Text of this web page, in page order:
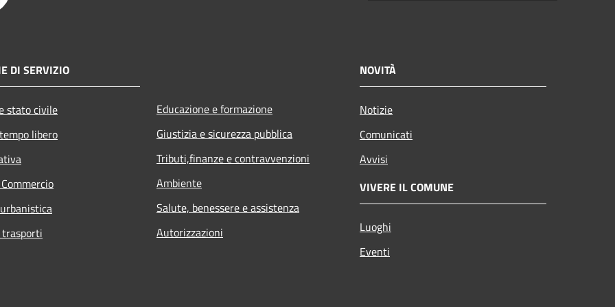
DI SERVIZIO
stato civile
libero
Educazione e formazione
Giustizia e sicurezza pubblica
Tributi,finanze e contravvenzioni
Ambiente
Salute, benessere e assistenza
Autorizzazioni
NOVITÀ
Notizie
Comunicati
Avvisi
VIVERE IL COMUNE
Luoghi
Eventi